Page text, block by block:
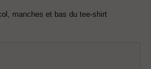
manches et bas du tee-shirt